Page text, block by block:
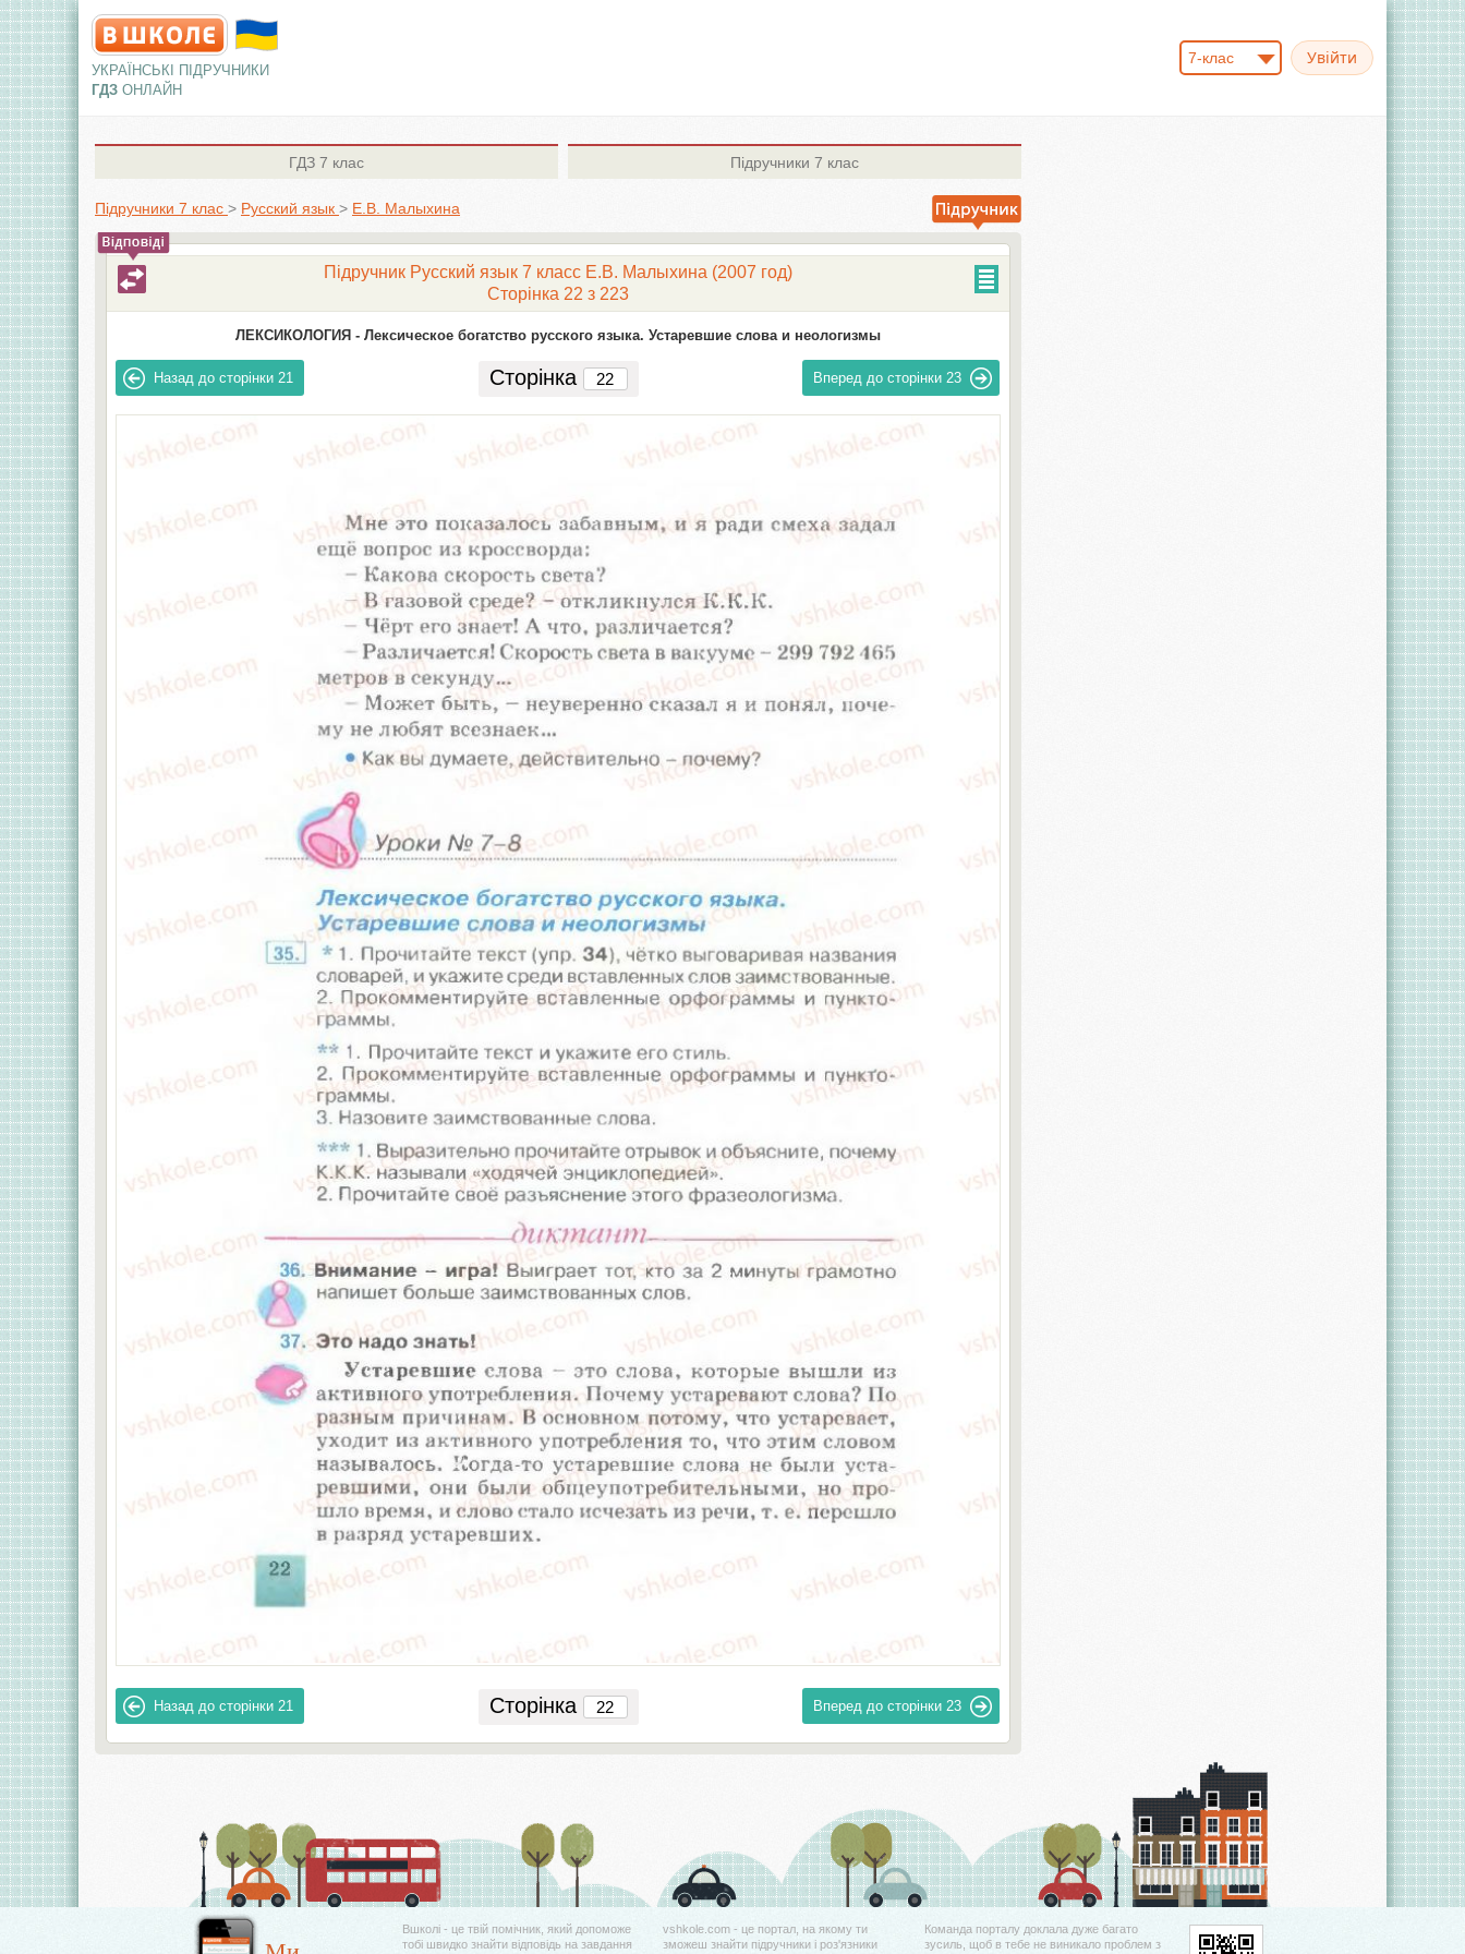
УКРАЇНСЬКІ ПІДРУЧНИКИ
ГДЗ ОНЛАЙН
7-клас
ГДЗ 7 клас Підручники 7 клас
Підручники 7 клас > Русский язык > Е.В. Малыхина
Підручник Русский язык 7 класс Е.В. Малыхина (2007 год)
Сторінка 22 з 223
ЛЕКСИКОЛОГИЯ - Лексическое богатство русского языка. Устаревшие слова и неологизмы
Назад до сторінки 21 Сторінка Вперед до сторінки 23
Назад до сторінки 21 Сторінка Вперед до сторінки 23
Вшколі - це твій помічник, який допоможе
тобі швидко знайти відповідь на завдання
vshkole.com - це портал, на якому ти
зможеш знайти підручники і роз'язники
Команда порталу доклала дуже багато
зусиль, щоб в тебе не виникало проблем з